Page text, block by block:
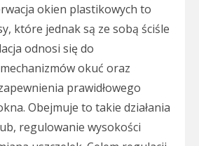
okien plastikowych to
które jednak są ze sobą ściśle
odnosi się do
okuć oraz
prawidłowego
Obejmuje to takie działania
regulowanie wysokości